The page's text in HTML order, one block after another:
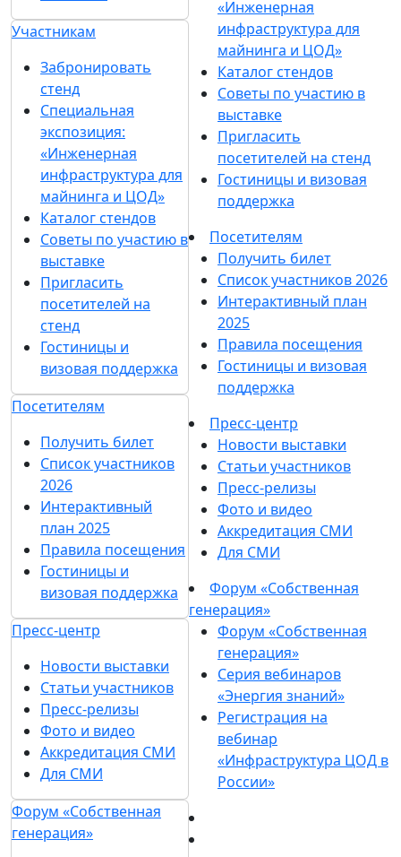
Участникам
Забронировать
стенд
Специальная
экспозиция:
«Инженерная
инфраструктура для
майнинга и ЦОД»
Каталог стендов
Советы по участию в
выставке
Пригласить
посетителей на
стенд
Гостиницы и
визовая поддержка
Посетителям
Получить билет
Список участников
2026
Интерактивный
план 2025
Правила посещения
Гостиницы и
визовая поддержка
Пресс-центр
Новости выставки
Статьи участников
Пресс-релизы
Фото и видео
Аккредитация СМИ
Для СМИ
Форум «Собственная
генерация»
«Инженерная
инфраструктура для
майнинга и ЦОД»
Каталог стендов
Советы по участию в
выставке
Пригласить
посетителей на стенд
Гостиницы и визовая
поддержка
Посетителям
Получить билет
Список участников 2026
Интерактивный план
2025
Правила посещения
Гостиницы и визовая
поддержка
Пресс-центр
Новости выставки
Статьи участников
Пресс-релизы
Фото и видео
Аккредитация СМИ
Для СМИ
Форум «Собственная
генерация»
Форум «Собственная
генерация»
Серия вебинаров
«Энергия знаний»
Регистрация на
вебинар
«Инфраструктура ЦОД в
России»